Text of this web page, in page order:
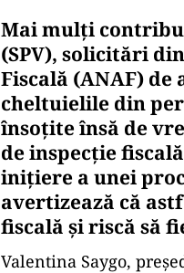
Mai mulți
(SPV), solicitări
Fiscală (ANAF)
cheltuielile din
însoțite însă de
de inspecție
inițiere a unei
avertizează că
fiscală și riscă să
Valentina Saygo,